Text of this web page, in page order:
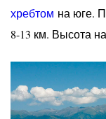
хребтом на юге.
8-13 км. Высота